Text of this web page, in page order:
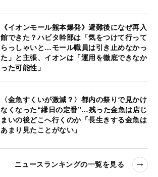
《イオンモール熊本爆発》避難後になぜ再入
館できた？ハビタ幹部は「気をつけて行って
らっしゃいと…モール職員は引き止めなかっ
た」と主張、イオンは「運用を徹底できなか
った可能性」
〈金魚すくいが激減？〉都内の祭りで見かけ
なくなった“縁日の定番”…残った金魚は店じ
まいの後どこへ行くのか「長生きする金魚は
あまり見たことがない」
ニュースランキングの一覧を見る